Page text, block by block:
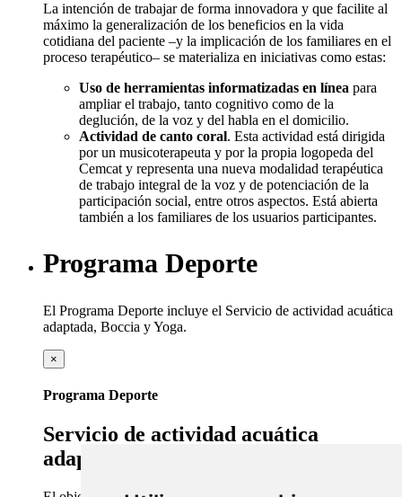
La intención de trabajar de forma innovadora y que facilite al
máximo la generalización de los beneficios en la vida
cotidiana del paciente –y la implicación de los familiares en el
proceso terapéutico– se materializa en iniciativas como estas:
Uso de herramientas informatizadas en línea para
ampliar el trabajo, tanto cognitivo como de la
deglución, de la voz y del habla en el domicilio.
Actividad de canto coral. Esta actividad está dirigida
por un musicoterapeuta y por la propia logopeda del
Cemcat y representa una nueva modalidad terapéutica
de trabajo integral de la voz y de potenciación de la
participación social, entre otros aspectos. Está abierta
también a los familiares de los usuarios participantes.
Programa Deporte
El Programa Deporte incluye el Servicio de actividad acuática
adaptada, Boccia y Yoga.
×
Programa Deporte
Servicio de actividad acuática
adaptada